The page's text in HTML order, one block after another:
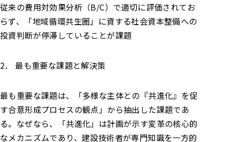
従来の費用対効果分析（B/C）で適切に評価されてお
らず、「地域循環共生圏」に資する社会資本整備への
投資判断が停滞していることが課題
2． 最も重要な課題と解決策
最も重要な課題は、「多様な主体との『共進化』を促
す合意形成プロセスの観点」から抽出した課題であ
る。なぜなら、「共進化」は計画が示す変革の核心的
なメカニズムであり、建設技術者が専門知識を一方的